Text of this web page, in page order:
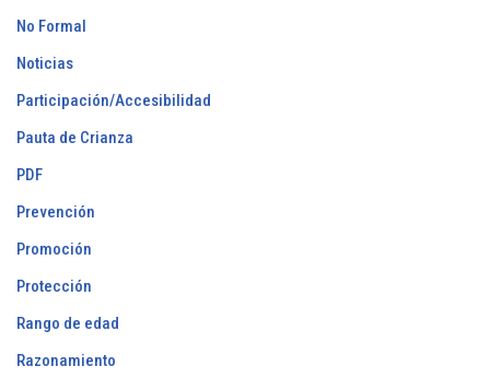
No Formal
Noticias
Participación/Accesibilidad
Pauta de Crianza
PDF
Prevención
Promoción
Protección
Rango de edad
Razonamiento